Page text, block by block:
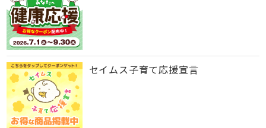
セイムス子育て応援宣言